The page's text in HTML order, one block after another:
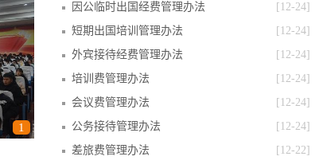
1
[12-24]
因公临时出国经费管理办法
[12-24]
短期出国培训管理办法
[12-24]
外宾接待经费管理办法
[12-24]
培训费管理办法
[12-24]
会议费管理办法
[12-24]
公务接待管理办法
[12-22]
差旅费管理办法